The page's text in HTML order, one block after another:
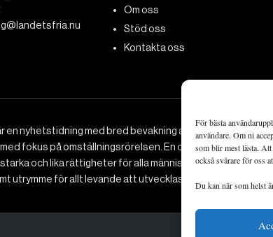
För bästa
användare. Om ni
som blir mest lästa.
också svårare för oss
Du kan när som helst
Om oss
Stöd oss
Kontakta oss
en nyhetstidning med bred bevakning av det viktigaste
fokus på omställningsrörelsen. En omställning till ett
och lika rättigheter för alla människor, minskade
utrymme för allt levande att utvecklas och frodas.